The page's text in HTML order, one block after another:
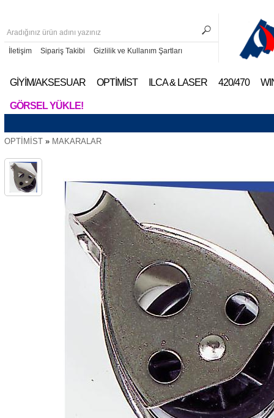
İletişim Sipariş Takibi Gizlilik ve Kullanım Şartları
GİYİM/AKSESUAR OPTİMİST ILCA & LASER 420/470
GÖRSEL YÜKLE!
OPTİMİST » MAKARALAR